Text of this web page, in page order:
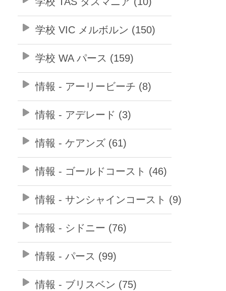
学校 VIC メルボルン (150)
学校 WA パース (159)
情報 - アーリービーチ (8)
情報 - アデレード (3)
情報 - ケアンズ (61)
情報 - ゴールドコースト (46)
情報 - サンシャインコースト (9)
情報 - シドニー (76)
情報 - パース (99)
情報 - ブリスベン (75)